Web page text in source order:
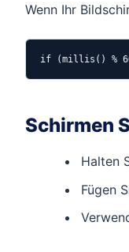
Wenn Ihr
if (millis() %
Schirmen
Halten
Fügen